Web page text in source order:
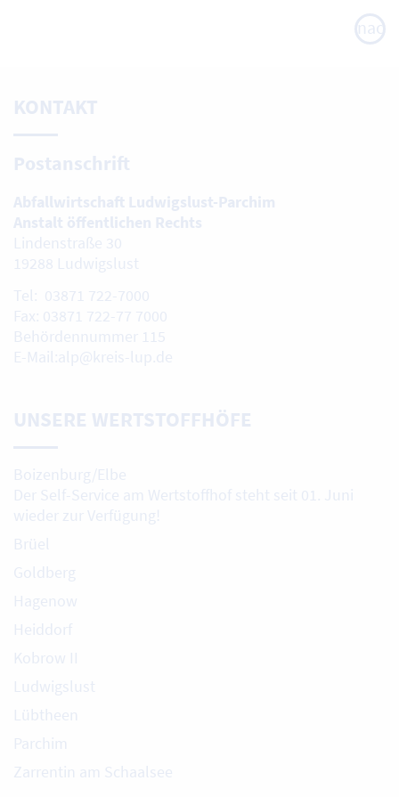
nach
oben
KONTAKT
Postanschrift
Abfallwirtschaft Ludwigslust-Parchim
Anstalt öffentlichen Rechts
Lindenstraße 30
19288 Ludwigslust
Tel: 03871 722-7000
Fax: 03871 722-77 7000
Behördennummer 115
E-Mail:alp@kreis-lup.de
UNSERE WERTSTOFFHÖFE
Boizenburg/Elbe
Der Self-Service am Wertstoffhof steht seit 01. Juni
wieder zur Verfügung!
Brüel
Goldberg
Hagenow
Heiddorf
Kobrow II
Ludwigslust
Lübtheen
Parchim
Zarrentin am Schaalsee